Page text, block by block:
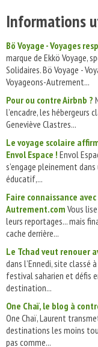
Informations
Bö Voyage - Voyages
marque de Ekkö Voyage,
Solidaires. Bö Voyage -
Voyageons-Autrement...
Pour ou contre Airbnb ?
l’encadre, les hébergeurs
Geneviève Clastres...
Le voyage scolaire
Envol Espace ! Envol
s’engage pleinement
éducatif,...
Faire connaissance
Autrement.com Vous
leurs reportages... mais
cache derrière...
Le Tchad veut renouer
dans l’Ennedi, site classé
festival saharien et défis
destination...
One Chaï, le blog à
One Chaï, Laurent
destinations les moins
pas comme...